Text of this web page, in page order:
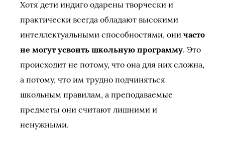
Хотя дети индиго одарены творчески и
практически всегда обладают высокими
интеллектуальными способностями, они часто
не могут усвоить школьную программу. Это
происходит не потому, что она для них сложна,
а потому, что им трудно подчиняться
школьным правилам, а преподаваемые
предметы они считают лишними и
ненужными.